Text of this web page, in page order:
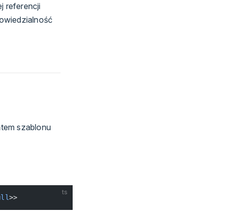
referencji
szablonu
ts
>>